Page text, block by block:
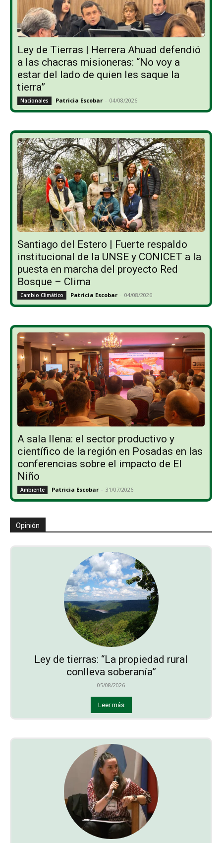
Ley de Tierras | Herrera Ahuad defendió
a las chacras misioneras: “No voy a
estar del lado de quien les saque la
tierra”
Nacionales Patricia Escobar - 04/08/2026
Santiago del Estero | Fuerte respaldo
institucional de la UNSE y CONICET a la
puesta en marcha del proyecto Red
Bosque – Clima
Cambio Climático Patricia Escobar - 04/08/2026
A sala llena: el sector productivo y
científico de la región en Posadas en las
conferencias sobre el impacto de El
Niño
Ambiente Patricia Escobar - 31/07/2026
Opinión
Ley de tierras: “La propiedad rural
conlleva soberanía”
05/08/2026
Leer más